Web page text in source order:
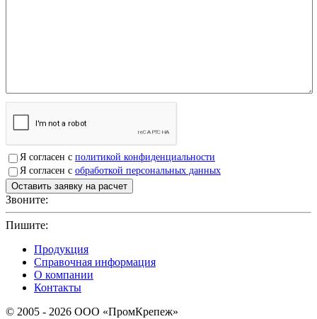
Я согласен с политикой конфиденциальности
Я согласен с обработкой персональных данных
Звоните:
Пишите:
Продукция
Справочная информация
О компании
Контакты
© 2005 - 2026 OOO «ПромКрепеж»